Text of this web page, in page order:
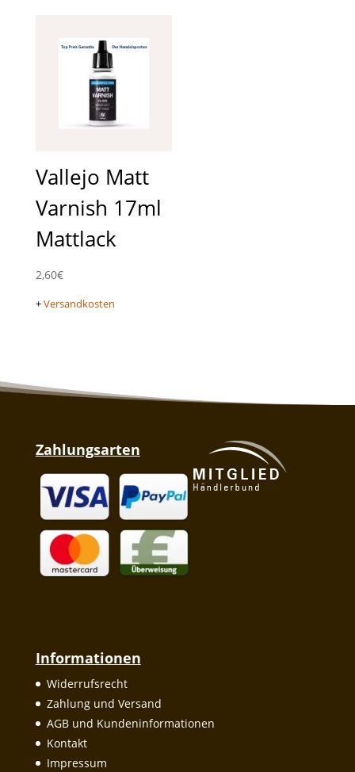
Vallejo Matt
Varnish 17ml
Mattlack
2,60€
+Versandkosten
Zahlungsarten
Informationen
Widerrufsrecht
Zahlung und Versand
AGB und Kundeninformationen
Kontakt
Impressum